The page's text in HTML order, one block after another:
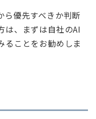
ら優先すべきか判断
は、まずは自社のAI
ることをお勧めしま